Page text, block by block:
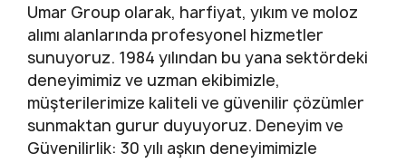
Umar Group olarak, harfiyat, yıkım ve moloz
alımı alanlarında profesyonel hizmetler
sunuyoruz. 1984 yılından bu yana sektördeki
deneyimimiz ve uzman ekibimizle,
müşterilerimize kaliteli ve güvenilir çözümler
sunmaktan gurur duyuyoruz. Deneyim ve
Güvenilirlik: 30 yılı aşkın deneyimimizle